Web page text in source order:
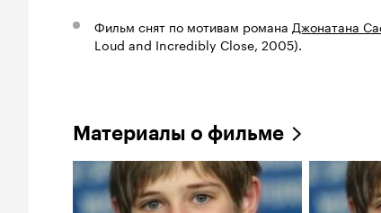
Фильм снят по мотивам романа Джонатана
Loud and Incredibly Close, 2005).
Материалы о фильме